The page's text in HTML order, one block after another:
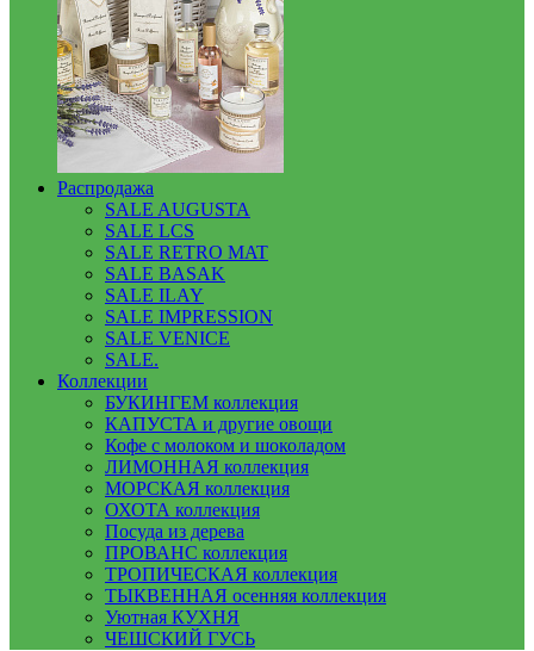
Распродажа
SALE AUGUSTA
SALE LCS
SALE RETRO MAT
SALE BASAK
SALE ILAY
SALE IMPRESSION
SALE VENICE
SALE.
Коллекции
БУКИНГЕМ коллекция
КАПУСТА и другие овощи
Кофе с молоком и шоколадом
ЛИМОННАЯ коллекция
МОРСКАЯ коллекция
ОХОТА коллекция
Посуда из дерева
ПРОВАНС коллекция
ТРОПИЧЕСКАЯ коллекция
ТЫКВЕННАЯ осенняя коллекция
Уютная КУХНЯ
ЧЕШСКИЙ ГУСЬ